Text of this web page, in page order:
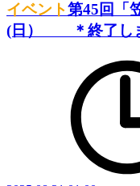
イベント第45回「
(日） ＊終了し